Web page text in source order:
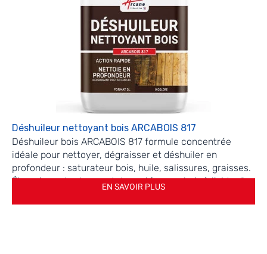
Déshuileur nettoyant bois ARCABOIS 817
Déshuileur bois ARCABOIS 817 formule concentrée
idéale pour nettoyer, dégraisser et déshuiler en
profondeur : saturateur bois, huile, salissures, graisses.
Étape importante avant de protéger un bois à l'aide d'un
saturateur bois ou d'une peinture.
EN SAVOIR PLUS